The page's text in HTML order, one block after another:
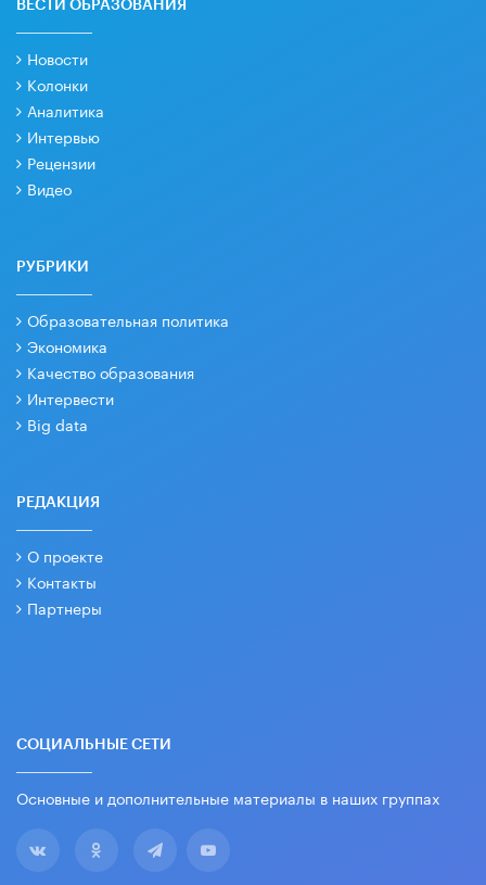
ВЕСТИ ОБРАЗОВАНИЯ
Новости
Колонки
Аналитика
Интервью
Рецензии
Видео
РУБРИКИ
Образовательная политика
Экономика
Качество образования
Интервести
Big data
РЕДАКЦИЯ
О проекте
Контакты
Партнеры
СОЦИАЛЬНЫЕ СЕТИ
Основные и дополнительные материалы в наших группах